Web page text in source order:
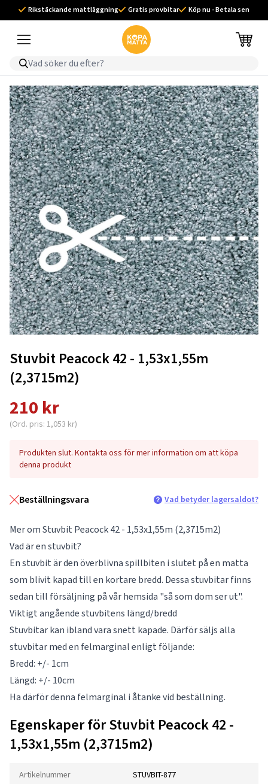
Rikstäckande mattläggning Gratis provbitar Köp nu - Betala sen
Stuvbit Peacock 42 - 1,53x1,55m
(2,3715m2)
210 kr
(Ord. pris: 1,053 kr)
Produkten slut. Kontakta oss för mer information om att köpa
denna produkt
Beställningsvara Vad betyder lagersaldot?
Mer om Stuvbit Peacock 42 - 1,53x1,55m (2,3715m2)
Vad är en stuvbit?
En stuvbit är den överblivna spillbiten i slutet på en matta
som blivit kapad till en kortare bredd. Dessa stuvbitar finns
sedan till försäljning på vår hemsida "så som dom ser ut".
Viktigt angående stuvbitens längd/bredd
Stuvbitar kan ibland vara snett kapade. Därför säljs alla
stuvbitar med en felmarginal enligt följande:
Bredd: +/- 1cm
Längd: +/- 10cm
Ha därför denna felmarginal i åtanke vid beställning.
Egenskaper för Stuvbit Peacock 42 -
1,53x1,55m (2,3715m2)
Artikelnummer STUVBIT-877